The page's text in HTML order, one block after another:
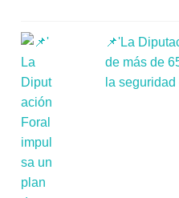
📌'La
de más de
la